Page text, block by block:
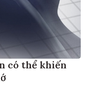
có thể khiến